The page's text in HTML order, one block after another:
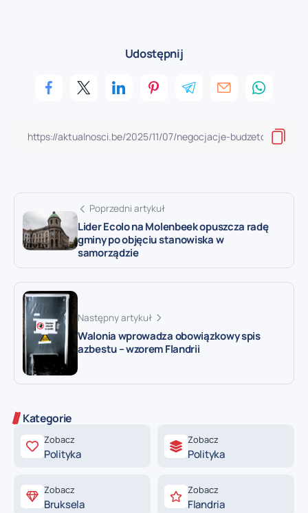
Udostępnij
Poprzedni artykuł
Lider Ecolo na Molenbeek opuszcza radę
gminy po objęciu stanowiska w
samorządzie
Następny artykuł
Walonia wprowadza obowiązkowy spis
azbestu – wzorem Flandrii
Kategorie
Zobacz
Polityka
Zobacz
Polityka
Zobacz
Bruksela
Zobacz
Flandria